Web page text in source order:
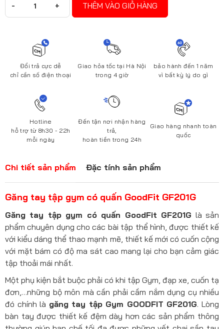
THÊM VÀO GIỎ HÀNG
Đổi trả cực dễ
chỉ cần số điện thoại
Giao hỏa tốc tại Hà Nội
trong 4 giờ
bảo hành đến 1 năm
vì bất kỳ lý do gì
Hotline
hỗ trợ từ 8h30 - 22h
mỗi ngày
Đến tận nơi nhận hàng
trả,
hoàn tiền trong 24h
Giao hàng nhanh toàn
quốc
Chi tiết sản phẩm Đặc tính sản phẩm
Găng tay tập gym có quấn GoodFit GF201G
Găng tay tập gym có quấn GoodFit GF201G là sản
phẩm chuyên dụng cho các bài tập thể hình, được thiết kế
với kiểu dáng thể thao mạnh mẽ, thiết kế mới có cuốn cộng
với mặt bám có độ ma sát cao mang lại cho bạn cảm giác
tập thoải mái nhất.
Một phụ kiện bắt buộc phải có khi tập Gym, đạp xe, cuốn tạ
đơn,…những bộ môn mà cần phải cầm nắm dụng cụ nhiều
đó chính là găng tay tập Gym GOODFIT GF201G. Lòng
bàn tay được thiết kế đệm dày hơn các sản phẩm thông